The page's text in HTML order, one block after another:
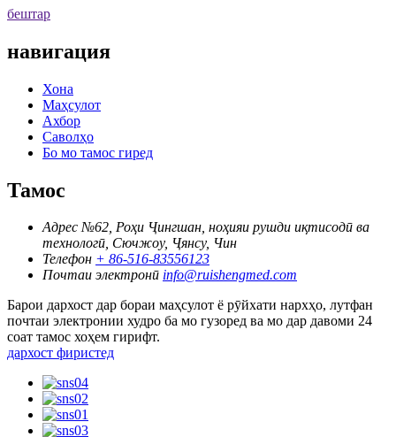
бештар
навигация
Хона
Маҳсулот
Ахбор
Саволҳо
Бо мо тамос гиред
Тамос
Адрес №62, Роҳи Ҷингшан, ноҳияи рушди иқтисодӣ ва
технологӣ, Сючжоу, Ҷянсу, Чин
Телефон + 86-516-83556123
Почтаи электронӣ info@ruishengmed.com
Барои дархост дар бораи маҳсулот ё рӯйхати нархҳо, лутфан
почтаи электронии худро ба мо гузоред ва мо дар давоми 24
соат тамос хоҳем гирифт.
дархост фиристед